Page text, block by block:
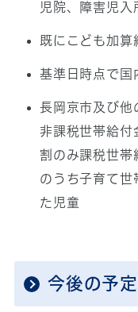
児院、障害児入
既にこども加算
基準日時点で国
長岡京市及び他
非課税世帯給付
割のみ課税世帯
のうち子育て世
た児童
今後の予定